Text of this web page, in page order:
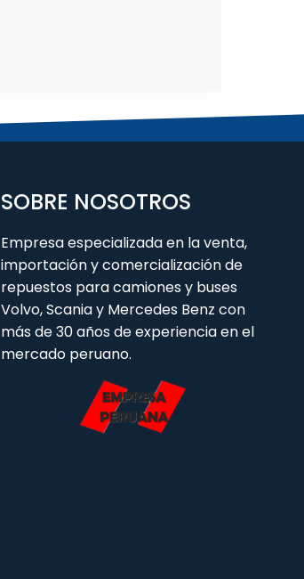
SOBRE NOSOTROS
Empresa especializada en la venta,
importación y comercialización de
repuestos para camiones y buses
Volvo, Scania y Mercedes Benz con
más de 30 años de experiencia en el
mercado peruano.